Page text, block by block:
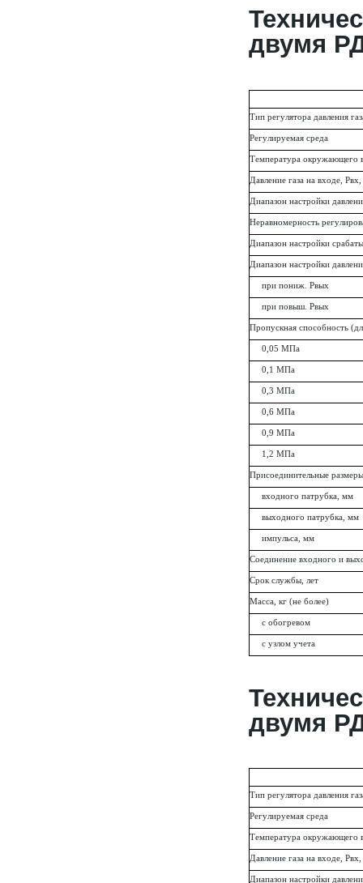
двумя
Тип регулятора давления
Регулируемая среда
Температура окружающего
Давление газа на входе,
Диапазон настройки
Неравномерность
Диапазон настройки
Диапазон настройки
при пониж. Рвых
при повыш. Рвых
Пропускная способность
0,05 МПа
0,1 МПа
0,3 МПа
0,6 МПа
0,9 МПа
1,2 МПа
Присоединительные
входного патрубка, мм
выходного патрубка, мм
импульса, мм
Соединение входного и
Срок службы, лет
Масса, кг (не более)
с обогревом
с узлом учета
двумя
Тип регулятора давления
Регулируемая среда
Температура окружающего
Давление газа на входе,
Диапазон настройки